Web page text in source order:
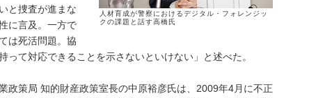
人材育成が警察におけるデジタル・フォレンジッ
クの課題と話す高橋氏
と捜査が進まな
に言及。一方で
は死活問題。協
って対応できることを示さないといけない」と述べた。
政策局 知的財産政策室長の中原裕彦氏は、2009年4月に不正